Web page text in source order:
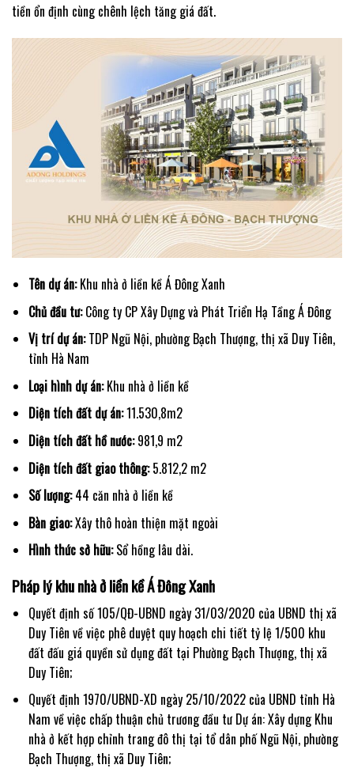
tiền ổn định cùng chênh lệch tăng giá đất.
Tên dự án:Khu nhà ở liền kề Á Đông Xanh
Chủ đầu tư:Công ty CP Xây Dựng và Phát Triển Hạ Tầng Á Đông
Vị trí dự án:TDP Ngũ Nội, phường Bạch Thượng, thị xã Duy Tiên,
tỉnh Hà Nam
Loại hình dự án:Khu nhà ở liền kề
Diện tích đất dự án:11.530,8m2
Diện tích đất hồ nước:981,9 m2
Diện tích đất giao thông:5.812,2 m2
Số lượng:44 căn nhà ở liền kề
Bàn giao:Xây thô hoàn thiện mặt ngoài
Hình thức sở hữu:Sổ hồng lâu dài.
Pháp lý khu nhà ở liền kề Á Đông Xanh
Quyết định số 105/QĐ-UBND ngày 31/03/2020 của UBND thị xã
Duy Tiên về việc phê duyệt quy hoạch chi tiết tỷ lệ 1/500 khu
đất đấu giá quyền sử dụng đất tại Phường Bạch Thượng, thị xã
Duy Tiên;
Quyết định 1970/UBND-XD ngày 25/10/2022 của UBND tỉnh Hà
Nam về việc chấp thuận chủ trương đầu tư Dự án: Xây dựng Khu
nhà ở kết hợp chỉnh trang đô thị tại tổ dân phố Ngũ Nội, phường
Bạch Thượng, thị xã Duy Tiên;